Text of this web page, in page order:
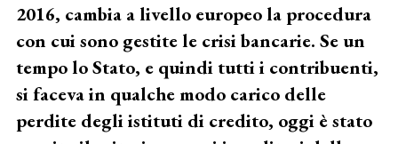
2016, cambia a livello europeo la procedura
con cui sono gestite le crisi bancarie. Se un
tempo lo Stato, e quindi tutti i contribuenti,
si faceva in qualche modo carico delle
perdite degli istituti di credito, oggi è stato